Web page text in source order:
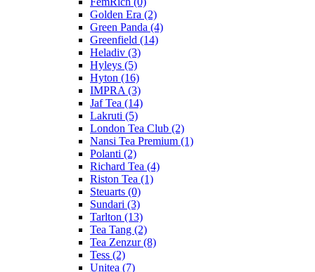
Golden Era (2)
Green Panda (4)
Greenfield (14)
Heladiv (3)
Hyleys (5)
Hyton (16)
IMPRA (3)
Jaf Tea (14)
Lakruti (5)
London Tea Club (2)
Nansi Tea Premium (1)
Polanti (2)
Richard Tea (4)
Riston Tea (1)
Steuarts (0)
Sundari (3)
Tarlton (13)
Tea Tang (2)
Tea Zenzur(8)
Tess (2)
Unitea (7)